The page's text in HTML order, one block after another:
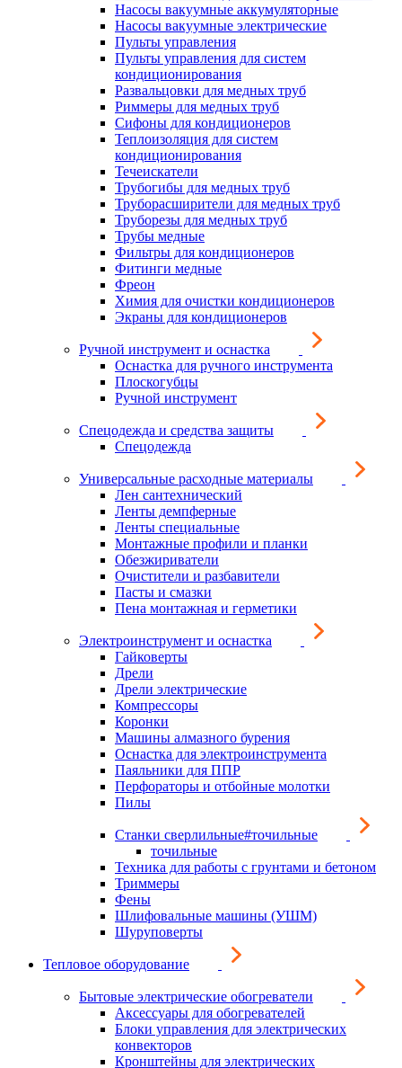
Насосы вакуумные аккумуляторные
Насосы вакуумные электрические
Пульты управления
Пульты управления для систем
кондиционирования
Развальцовки для медных труб
Риммеры для медных труб
Сифоны для кондиционеров
Теплоизоляция для систем
кондиционирования
Течеискатели
Трубогибы для медных труб
Труборасширители для медных труб
Труборезы для медных труб
Трубы медные
Фильтры для кондиционеров
Фитинги медные
Фреон
Химия для очистки кондиционеров
Экраны для кондиционеров
Ручной инструмент и оснастка
Оснастка для ручного инструмента
Плоскогубцы
Ручной инструмент
Спецодежда и средства защиты
Спецодежда
Универсальные расходные материалы
Лен сантехнический
Ленты демпферные
Ленты специальные
Монтажные профили и планки
Обезжириватели
Очистители и разбавители
Пасты и смазки
Пена монтажная и герметики
Электроинструмент и оснастка
Гайковерты
Дрели
Дрели электрические
Компрессоры
Коронки
Машины алмазного бурения
Оснастка для электроинструмента
Паяльники для ППР
Перфораторы и отбойные молотки
Пилы
Станки сверлильные#точильные
точильные
Техника для работы с грунтами и бетоном
Триммеры
Фены
Шлифовальные машины (УШМ)
Шуруповерты
Тепловое оборудование
Бытовые электрические обогреватели
Аксессуары для обогревателей
Блоки управления для электрических
конвекторов
Кронштейны для электрических